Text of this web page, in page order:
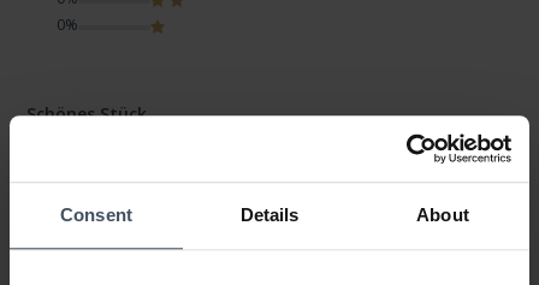
Consent Details About
0%
Schönes Stück
QUALITÄT